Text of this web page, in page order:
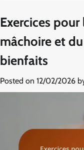
Exercices
mâchoire et
bienfaits
Posted on 12/02/2026